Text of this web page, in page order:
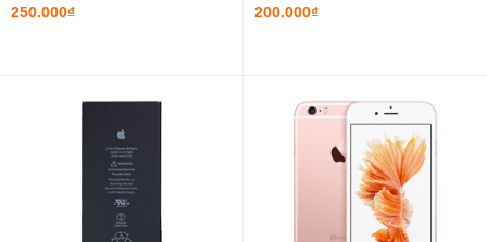
250.000₫ 200.000₫